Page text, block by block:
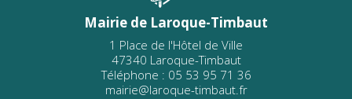
Mairie de Laroque-Timbaut
1 Place de l'Hôtel de Ville
47340 Laroque-Timbaut
Téléphone : 05 53 95 71 36
mairie@laroque-timbaut.fr